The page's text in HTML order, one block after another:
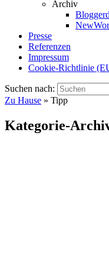
Archiv
Presse
Referenzen
Impressum
Cookie-Richtlinie
Suchen nach:
Zu Hause » Tipp
Kategorie-